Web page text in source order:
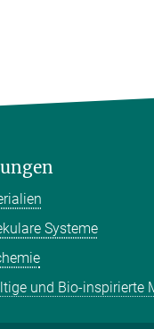
Systeme
und Bio-inspirierte